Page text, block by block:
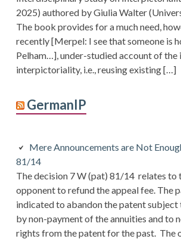
2025) authored by Giulia Walter
The book provides for a much need,
recently [Merpel: I see that someone is
Pelham…], under-studied account of the
interpictoriality, i.e., reusing existing […]
GermanIP
Mere Announcements are Not
81/14
The decision 7 W (pat) 81/14 relates to
opponent to refund the appeal fee. The
indicated to abandon the patent
by non-payment of the annuities and to
rights from the patent for the past. The